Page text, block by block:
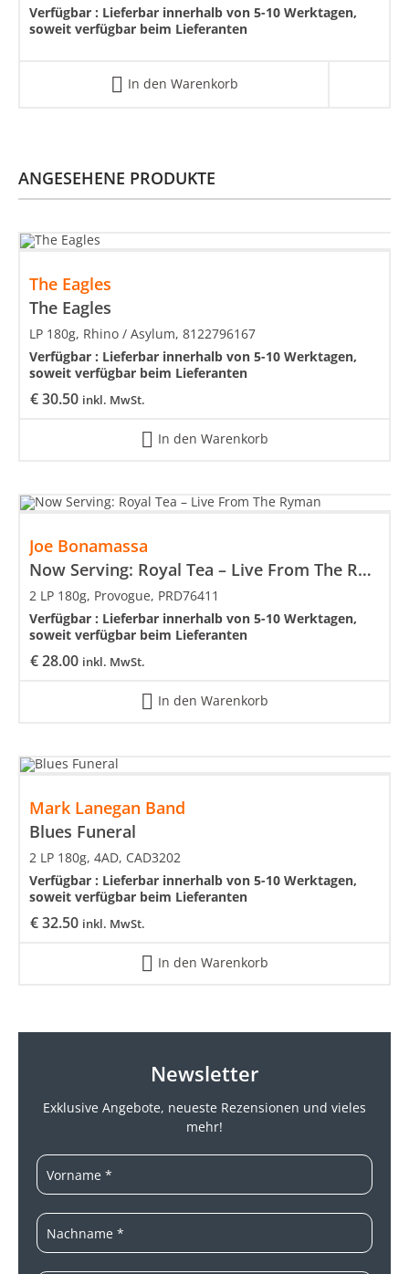
Verfügbar : Lieferbar innerhalb von 5-10 Werktagen,
soweit verfügbar beim Lieferanten
In den Warenkorb
ANGESEHENE PRODUKTE
The Eagles
The Eagles
€30.50 inkl. MwSt.
LP 180g, Rhino / Asylum, 8122796167
Verfügbar : Lieferbar innerhalb von 5-10 Werktagen,
soweit verfügbar beim Lieferanten
In den Warenkorb
Joe Bonamassa
Now Serving: Royal Tea – Live From The Ryman
€28.00 inkl. MwSt.
2 LP 180g, Provogue, PRD76411
Verfügbar : Lieferbar innerhalb von 5-10 Werktagen,
soweit verfügbar beim Lieferanten
In den Warenkorb
Mark Lanegan Band
Blues Funeral
€32.50 inkl. MwSt.
2 LP 180g, 4AD, CAD3202
Verfügbar : Lieferbar innerhalb von 5-10 Werktagen,
soweit verfügbar beim Lieferanten
In den Warenkorb
Newsletter
Exklusive Angebote, neueste Rezensionen und vieles
mehr!